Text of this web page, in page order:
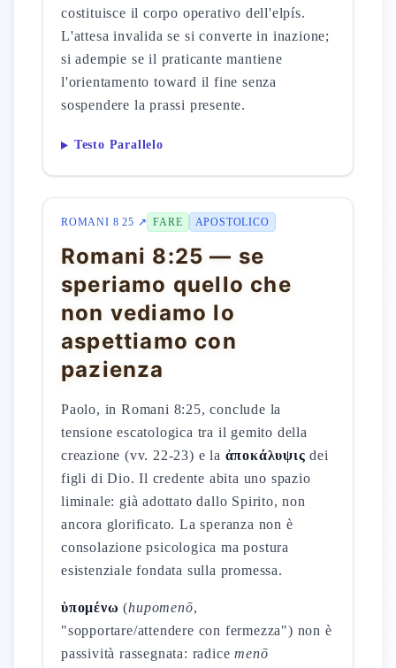
costituisce il corpo operativo dell'elpís.
L'attesa invalida se si converte in inazione;
si adempie se il praticante mantiene
l'orientamento toward il fine senza
sospendere la prassi presente.
Testo Parallelo
ROMANI 8 25 ↗ FARE APOSTOLICO
Romani 8:25 — se
speriamo quello che
non vediamo lo
aspettiamo con
pazienza
Paolo, in Romani 8:25, conclude la
tensione escatologica tra il gemito della
creazione (vv. 22-23) e la ἀποκάλυψις dei
figli di Dio. Il credente abita uno spazio
liminale: già adottato dallo Spirito, non
ancora glorificato. La speranza non è
consolazione psicologica ma postura
esistenziale fondata sulla promessa.
ὑπομένω (hupomenō,
"sopportare/attendere con fermezza") non è
passività rassegnata: radicemenō